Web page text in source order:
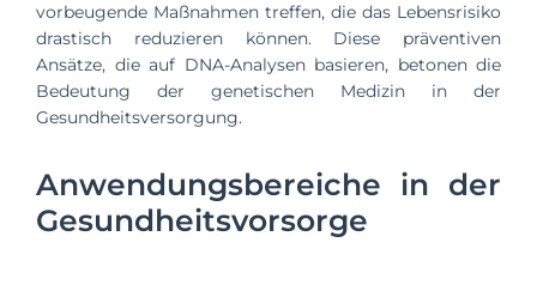
vorbeugende Maßnahmen treffen, die das Lebensrisiko
drastisch reduzieren können. Diese präventiven
Ansätze, die auf DNA-Analysen basieren, betonen die
Bedeutung der genetischen Medizin in der
Gesundheitsversorgung.
Anwendungsbereiche in der
Gesundheitsvorsorge